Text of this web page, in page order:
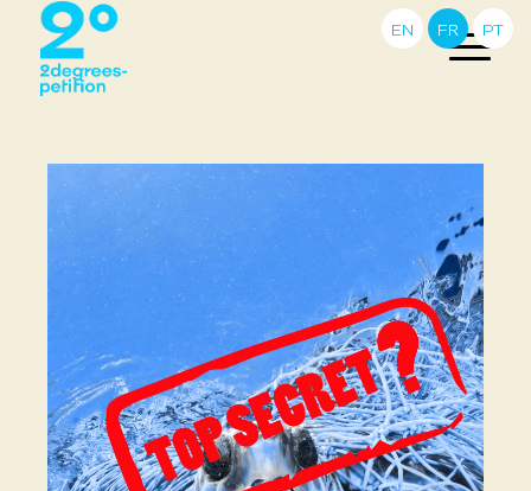
EN FR PT